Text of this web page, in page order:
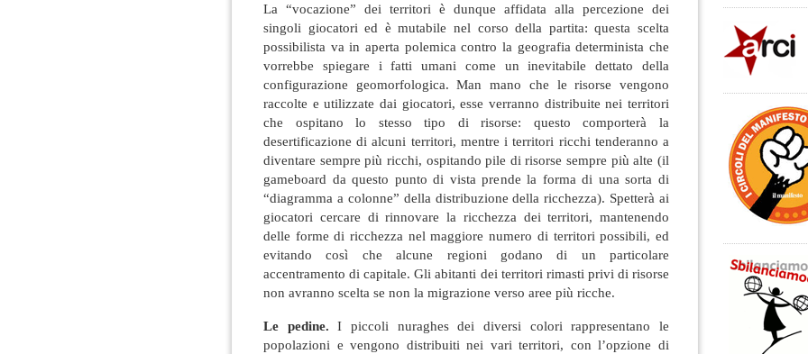
La “vocazione” dei territori è dunque affidata alla percezione dei
singoli giocatori ed è mutabile nel corso della partita: questa scelta
possibilista va in aperta polemica contro la geografia determinista che
vorrebbe spiegare i fatti umani come un inevitabile dettato della
configurazione geomorfologica. Man mano che le risorse vengono
raccolte e utilizzate dai giocatori, esse verranno distribuite nei territori
che ospitano lo stesso tipo di risorse: questo comporterà la
desertificazione di alcuni territori, mentre i territori ricchi tenderanno a
diventare sempre più ricchi, ospitando pile di risorse sempre più alte (il
gameboard da questo punto di vista prende la forma di una sorta di
“diagramma a colonne” della distribuzione della ricchezza). Spetterà ai
giocatori cercare di rinnovare la ricchezza dei territori, mantenendo
delle forme di ricchezza nel maggiore numero di territori possibili, ed
evitando così che alcune regioni godano di un particolare
accentramento di capitale. Gli abitanti dei territori rimasti privi di risorse
non avranno scelta se non la migrazione verso aree più ricche.
Le pedine.I piccoli nuraghes dei diversi colori rappresentano le
popolazioni e vengono distribuiti nei vari territori, con l’opzione di